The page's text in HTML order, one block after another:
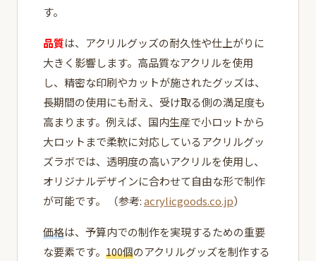
す。
品質は、アクリルグッズの耐久性や仕上がりに
大きく影響します。高品質なアクリルを使用
し、精密な印刷やカットが施されたグッズは、
長期間の使用にも耐え、受け取る側の満足度も
高まります。例えば、国内生産で小ロットから
大ロットまで柔軟に対応しているアクリルグッ
ズラボでは、透明度の高いアクリルを使用し、
オリジナルデザインに合わせて自由な形で制作
が可能です。 （参考:acrylicgoods.co.jp）
価格は、予算内での制作を実現するための重要
な要素です。 100個のアクリルグッズを制作する